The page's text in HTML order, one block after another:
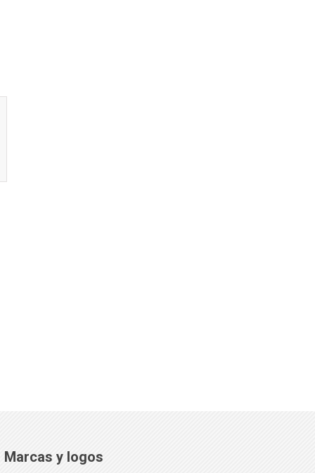
Marcas y logos